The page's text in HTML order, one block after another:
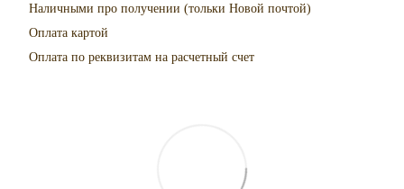
Наличными про получении (тольки Новой почтой)
Оплата картой
Оплата по реквизитам на расчетный счет